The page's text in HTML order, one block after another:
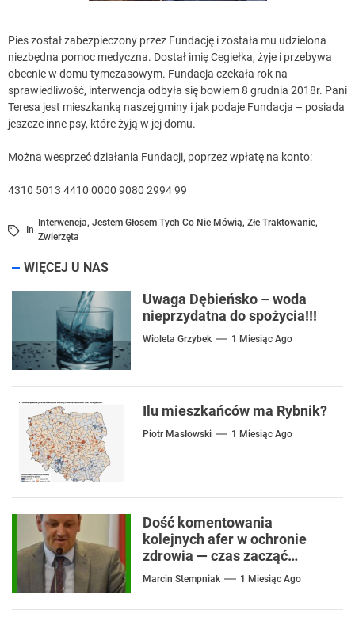
Pies został zabezpieczony przez Fundację i została mu udzielona
niezbędna pomoc medyczna. Dostał imię Cegiełka, żyje i przebywa
obecnie w domu tymczasowym. Fundacja czekała rok na
sprawiedliwość, interwencja odbyła się bowiem 8 grudnia 2018r. Pani
Teresa jest mieszkanką naszej gminy i jak podaje Fundacja – posiada
jeszcze inne psy, które żyją w jej domu.
Można wesprzeć działania Fundacji, poprzez wpłatę na konto:
4310 5013 4410 0000 9080 2994 99
In
Interwencja, Jestem Głosem Tych Co Nie Mówią, Złe Traktowanie,
Zwierzęta
WIĘCEJ U NAS
Uwaga Dębieńsko – woda
nieprzydatna do spożycia!!!
Wioleta Grzybek 1 Miesiąc Ago
Ilu mieszkańców ma Rybnik?
Piotr Masłowski 1 Miesiąc Ago
Dość komentowania
kolejnych afer w ochronie
zdrowia — czas zacząć
mówić o rozwiązaniach
Marcin Stempniak 1 Miesiąc Ago